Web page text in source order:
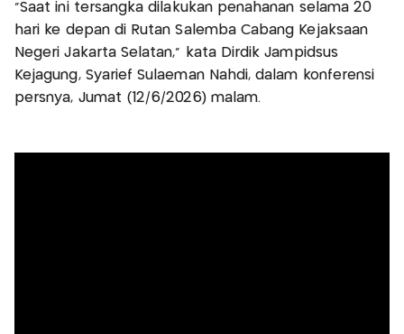
"Saat ini tersangka dilakukan penahanan selama 20
hari ke depan di Rutan Salemba Cabang Kejaksaan
Negeri Jakarta Selatan," kata Dirdik Jampidsus
Kejagung, Syarief Sulaeman Nahdi, dalam konferensi
persnya, Jumat (12/6/2026) malam.